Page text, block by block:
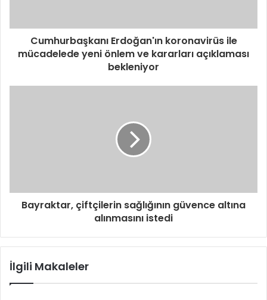
Cumhurbaşkanı Erdoğan'ın koronavirüs ile
mücadelede yeni önlem ve kararları açıklaması
bekleniyor
Bayraktar, çiftçilerin sağlığının güvence altına
alınmasını istedi
İlgili Makaleler